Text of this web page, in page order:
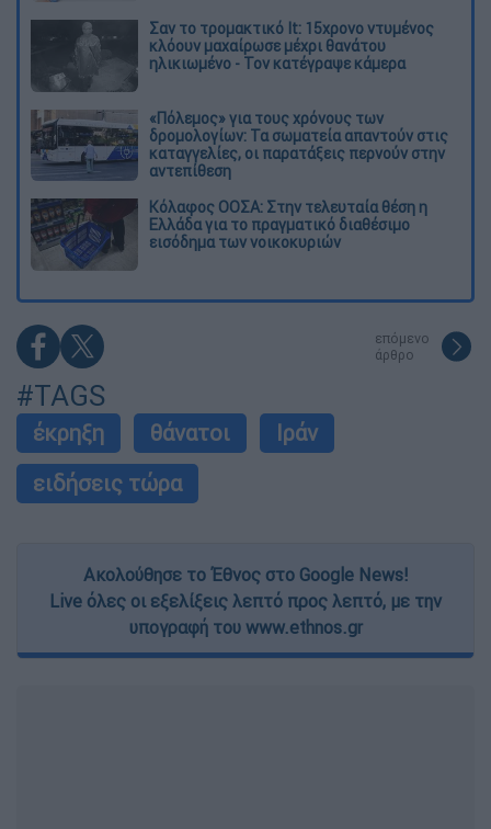
Σαν το τρομακτικό It: 15χρονο ντυμένος
κλόουν μαχαίρωσε μέχρι θανάτου
ηλικιωμένο - Τον κατέγραψε κάμερα
«Πόλεμος» για τους χρόνους των
δρομολογίων: Τα σωματεία απαντούν στις
καταγγελίες, οι παρατάξεις περνούν στην
αντεπίθεση
Κόλαφος ΟΟΣΑ: Στην τελευταία θέση η
Ελλάδα για το πραγματικό διαθέσιμο
εισόδημα των νοικοκυριών
επόμενο
άρθρο
#TAGS
έκρηξη θάνατοι
Ιράν
ειδήσεις τώρα
Ακολούθησε το Έθνος στο Google News!
Live όλες οι εξελίξεις λεπτό προς λεπτό, με την
υπογραφή του www.ethnos.gr